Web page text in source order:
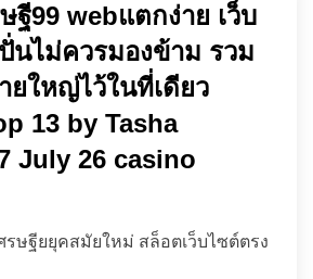
ฐี99 webแตกง่าย เว็บ
นไม่ควรมองข้าม รวม
ยใหญ่ไว้ในที่เดียว
13 by Tasha
July 26 casino
รษฐียยุคสมัยใหม่ สล็อตเว็บไซต์ตรง